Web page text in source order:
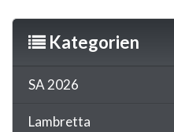
Kategorien
SA 2026
Lambretta